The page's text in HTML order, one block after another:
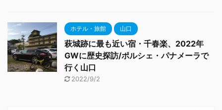
ホテル・旅館 山口
萩城跡に最も近い宿・千春楽、2022年
GWに歴史探訪/ポルシェ・パナメーラで
行く山口
2022/9/2